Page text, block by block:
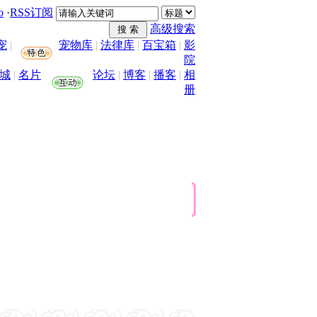
·RSS订阅
高级搜索
| 宠物库 | 法律库 | 百宝箱 | 影
院
| 名片 论坛 | 博客 | 播客 | 相
册